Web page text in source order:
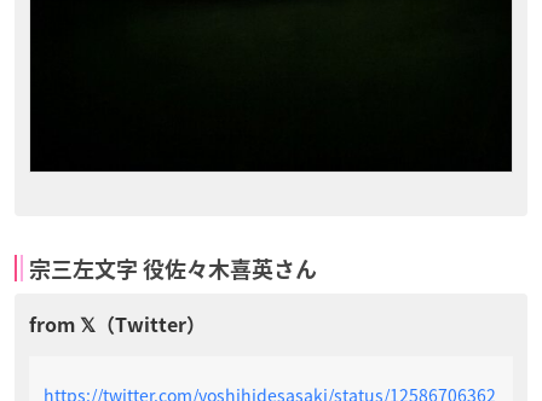
宗三左文字 役佐々木喜英さん
https://twitter.com/yoshihidesasaki/status/12586706362